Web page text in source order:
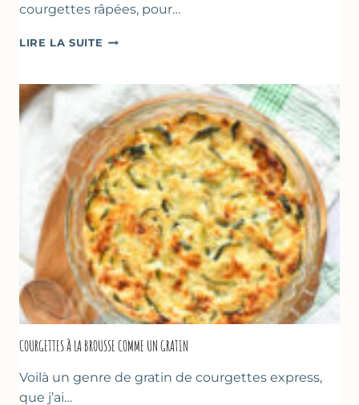
courgettes râpées, pour…
LIRE LA SUITE FARINATA
ÉPAISSE
À
LA
FARINE
DE
POIS
CHICHE
–
CUISSON
AU
FOUR
COURGETTES À LA BROUSSE COMME UN GRATIN
Voilà un genre de gratin de courgettes express,
que j’ai…